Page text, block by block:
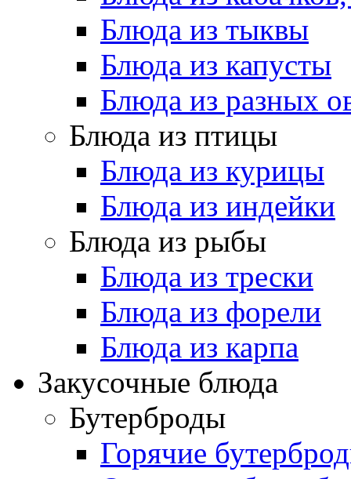
Блюда из тыквы
Блюда из капусты
Блюда из разных
Блюда из птицы
Блюда из курицы
Блюда из индейки
Блюда из рыбы
Блюда из трески
Блюда из форели
Блюда из карпа
Закусочные блюда
Бутерброды
Горячие